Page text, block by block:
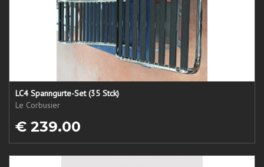
LC4 Spanngurte-Set (35 Stck)
Le Corbusier
€ 239.00